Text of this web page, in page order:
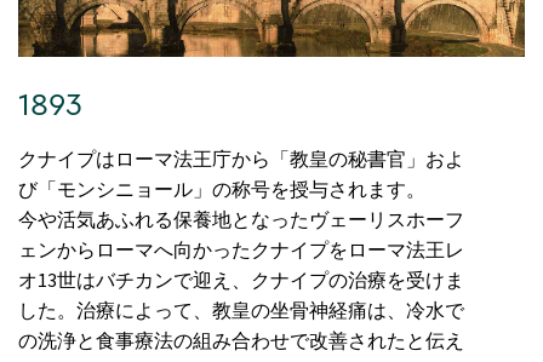
1893
クナイプはローマ法王庁から「教皇の秘書官」およ
び「モンシニョール」の称号を授与されます。
今や活気あふれる保養地となったヴェーリスホーフ
ェンからローマへ向かったクナイプをローマ法王レ
オ13世はバチカンで迎え、クナイプの治療を受けま
した。治療によって、教皇の坐骨神経痛は、冷水で
の洗浄と食事療法の組み合わせで改善されたと伝え